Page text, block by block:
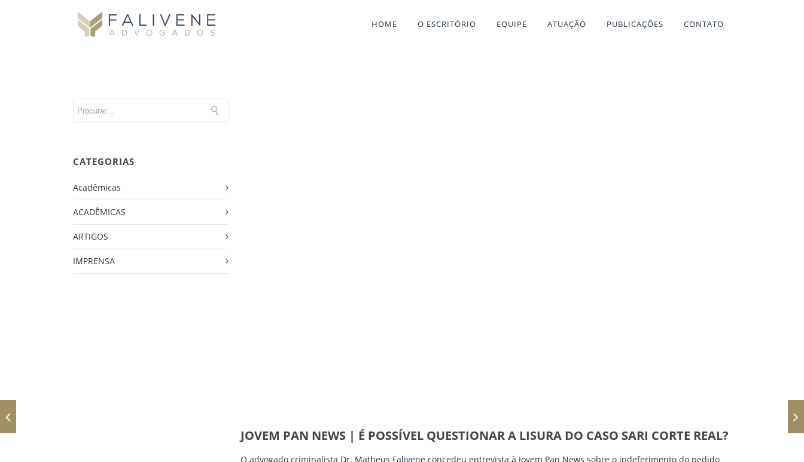
HOME O ESCRITÓRIO EQUIPE ATUAÇÃO PUBLICAÇÕES CONTATO
CATEGORIAS
Acadêmicas
ACADÊMICAS
ARTIGOS
IMPRENSA
JOVEM PAN NEWS | É POSSÍVEL QUESTIONAR A LISURA DO CASO SARI CORTE REAL?
O advogado criminalista Dr. Matheus Falivene concedeu entrevista à Jovem Pan News sobre o indeferimento do pedido